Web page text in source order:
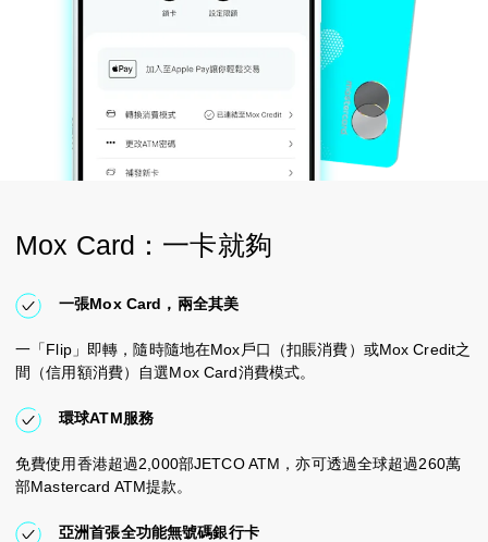
Mox Card：一卡就夠
一張Mox Card，兩全其美
一「Flip」即轉，隨時隨地在Mox戶口（扣賬消費）或Mox Credit之
間（信用額消費）自選Mox Card消費模式。
環球ATM服務
免費使用香港超過2,000部JETCO ATM，亦可透過全球超過260萬
部Mastercard ATM提款。
亞洲首張全功能無號碼銀行卡